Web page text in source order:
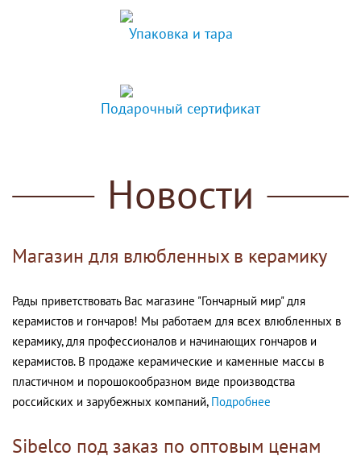
Упаковка и тара
Подарочный сертификат
Новости
Магазин для влюбленных в керамику
Рады приветствовать Вас магазине "Гончарный мир" для
керамистов и гончаров! Мы работаем для всех влюбленных в
керамику, для профессионалов и начинающих гончаров и
керамистов. В продаже керамические и каменные массы в
пластичном и порошокообразном виде производства
российских и зарубежных компаний, Подробнее
Sibelco под заказ по оптовым ценам